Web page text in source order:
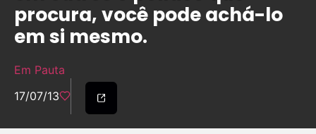
procura, você pode achá-lo
em si mesmo.
Em Pauta
17/07/13